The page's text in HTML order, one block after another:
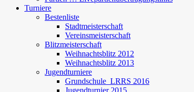
Turniere
Bestenliste
Stadtmeisterschaft
Vereinsmeisterschaft
Blitzmeisterschaft
Weihnachtsblitz 2012
Weihnachtsblitz 2013
Jugendturniere
Grundschule_LRRS 2016
Jugendturnier 2015